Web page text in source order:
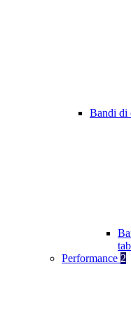
Bandi di
Performance 2